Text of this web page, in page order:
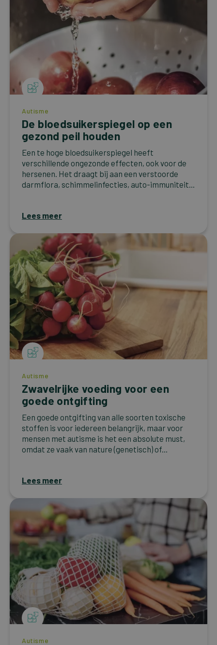
Autisme
De bloedsuikerspiegel op een
gezond peil houden
Een te hoge bloedsuikerspiegel heeft
verschillende ongezonde effecten, ook voor de
hersenen. Het draagt bij aan een verstoorde
darmflora, schimmelinfecties, auto-immuniteit...
Lees meer
Autisme
Zwavelrijke voeding voor een
goede ontgifting
Een goede ontgifting van alle soorten toxische
stoffen is voor iedereen belangrijk, maar voor
mensen met autisme is het een absolute must,
omdat ze vaak van nature (genetisch) of...
Lees meer
Autisme